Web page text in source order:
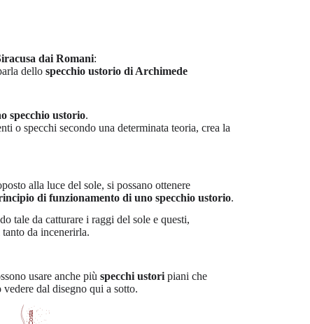
dai Romani:
dello specchio ustorio di Archimede
specchio ustorio.
o specchi secondo una determinata teoria, crea la
alla luce del sole, si possano ottenere
di funzionamento di uno specchio ustorio.
tale da catturare i raggi del sole e questi,
da incenerirla.
usare anche più specchi ustori piani che
dal disegno qui a sotto.